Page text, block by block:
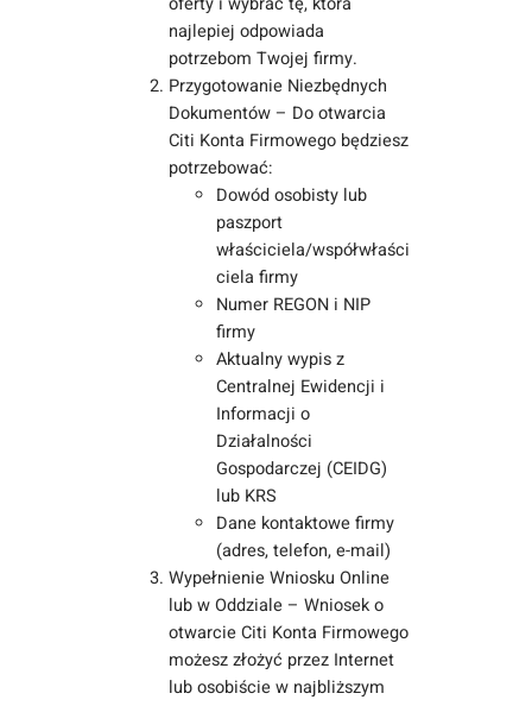
najlepiej odpowiada
potrzebom Twojej firmy.
Przygotowanie Niezbędnych
Dokumentów – Do otwarcia
Citi Konta Firmowego będziesz
potrzebować:
Dowód osobisty lub
paszport
właściciela/współwłaści
ciela firmy
Numer REGON i NIP
firmy
Aktualny wypis z
Centralnej Ewidencji i
Informacji o
Działalności
Gospodarczej (CEIDG)
lub KRS
Dane kontaktowe firmy
(adres, telefon, e-mail)
Wypełnienie Wniosku Online
lub w Oddziale – Wniosek o
otwarcie Citi Konta Firmowego
możesz złożyć przez Internet
lub osobiście w najbliższym